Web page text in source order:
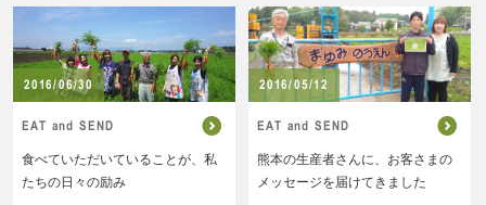
2016/06/30
EAT and SEND
食べていただいていることが、私
たちの日々の励み
2016/05/12
EAT and SEND
熊本の生産者さんに、お客さまの
メッセージを届けてきました